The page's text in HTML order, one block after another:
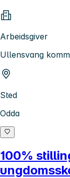
Arbeidsgiver
Ullensvang
Sted
Odda
100%